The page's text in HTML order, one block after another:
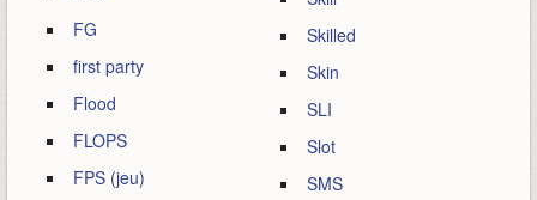
FG
first party
Flood
FLOPS
FPS (jeu)
Skilled
Skin
SLI
Slot
SMS